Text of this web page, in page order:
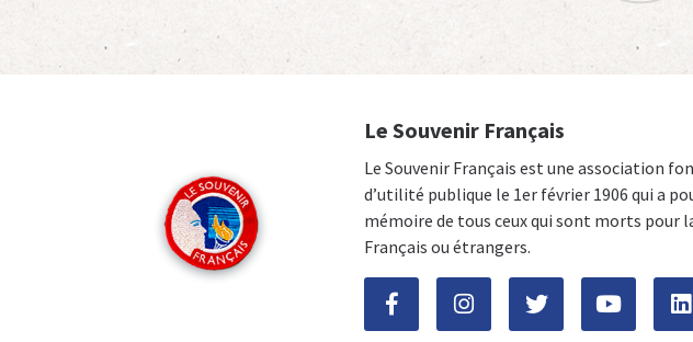
Le Souvenir Français
Le Souvenir Français est une association
d’utilité publique le 1er février 1906 qui a
mémoire de tous ceux qui sont morts pour
Français ou étrangers.